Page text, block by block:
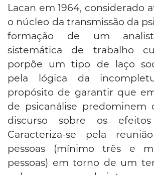
Lacan em 1964, considerado
o núcleo da transmissão da
formação de um
sistemática de trabalho
porpõe um tipo de laço
pela lógica da
propósito de garantir que
de psicanálise predominem
discurso sobre os
Caracteriza-se pela
pessoas (mínimo três e
pessoas) em torno de um